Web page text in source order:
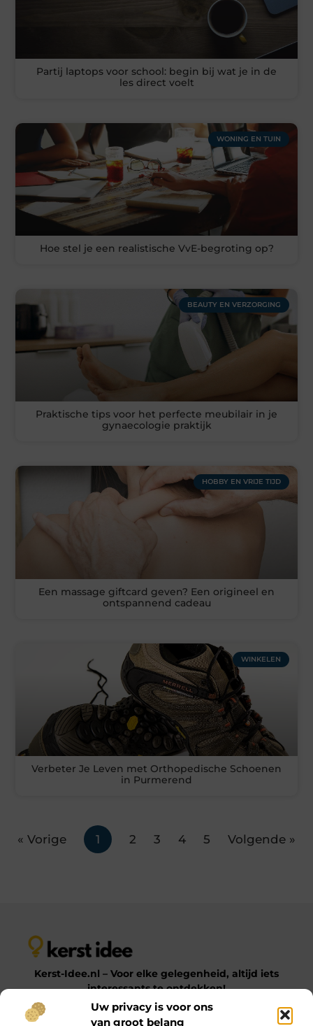
Uw privacy is voor ons
van groot belang
Partij laptops voor school: begin bij wat je in de
les direct voelt
WONING EN TUIN
Hoe stel je een realistische VvE-begroting op?
BEAUTY EN VERZORGING
Praktische tips voor het perfecte meubilair in je
gynaecologie praktijk
HOBBY EN VRIJE TIJD
Een massage giftcard geven? Een origineel en
ontspannend cadeau
WINKELEN
Verbeter Je Leven met Orthopedische Schoenen
in Purmerend
« Vorige 1 2 3 4 5 Volgende »
Kerst-Idee.nl – Voor elke gelegenheid, altijd iets
interessants te ontdekken!